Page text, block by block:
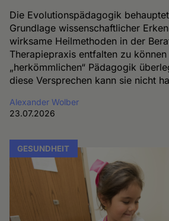
Die Evolutionspädagogik
Grundlage wissenschaftlicher
wirksame Heilmethoden in der
Therapiepraxis entfalten zu
„herkömmlichen“ Pädagogik
diese Versprechen kann sie nicht
Alexander Wolber
23.07.2026
GESUNDHEIT